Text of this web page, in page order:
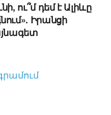
ու՞մ դեմ է Ալիևը
Իրանցի